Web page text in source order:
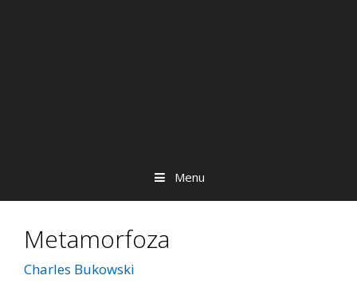
Menu
Metamorfoza
Charles Bukowski